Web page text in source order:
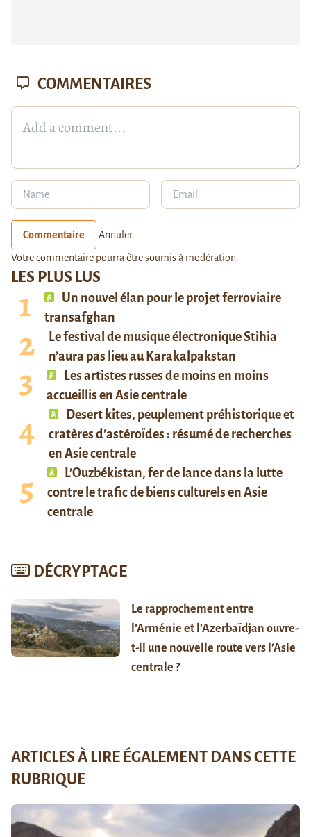
LES PLUS LUS
Un nouvel élan pour le projet ferroviaire
transafghan
Le festival de musique électronique Stihia
n’aura pas lieu au Karakalpakstan
Les artistes russes de moins en moins
accueillis en Asie centrale
Desert kites, peuplement préhistorique et
cratères d’astéroïdes : résumé de recherches
en Asie centrale
L’Ouzbékistan, fer de lance dans la lutte
contre le trafic de biens culturels en Asie
centrale
DÉCRYPTAGE
Le rapprochement entre
l’Arménie et l’Azerbaïdjan ouvre-
t-il une nouvelle route vers l’Asie
centrale ?
COMMENTAIRES
Commentaire Annuler
Votre commentaire pourra être soumis à modération.
ARTICLES À LIRE ÉGALEMENT DANS CETTE
RUBRIQUE